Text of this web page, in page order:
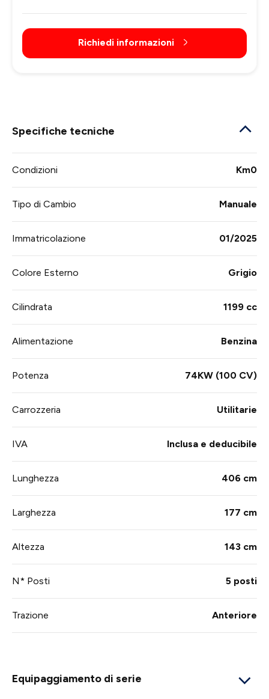
Richiedi informazioni
Specifiche tecniche
Condizioni Km0
Tipo di Cambio Manuale
Immatricolazione 01/2025
Colore Esterno Grigio
Cilindrata 1199 cc
Alimentazione Benzina
Potenza 74KW (100 CV)
Carrozzeria Utilitarie
IVA Inclusa e deducibile
Lunghezza 406 cm
Larghezza 177 cm
Altezza 143 cm
N* Posti 5 posti
Trazione Anteriore
Equipaggiamento di serie